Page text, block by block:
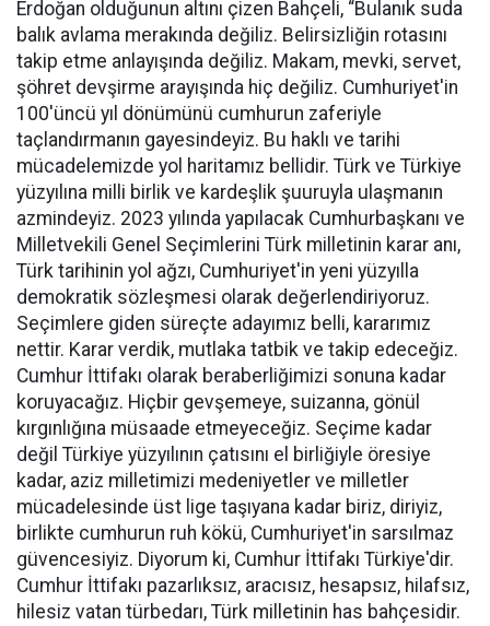
Erdoğan olduğunun altını çizen Bahçeli, “Bulanık suda
balık avlama merakında değiliz. Belirsizliğin rotasını
takip etme anlayışında değiliz. Makam, mevki, servet,
şöhret devşirme arayışında hiç değiliz. Cumhuriyet'in
100'üncü yıl dönümünü cumhurun zaferiyle
taçlandırmanın gayesindeyiz. Bu haklı ve tarihi
mücadelemizde yol haritamız bellidir. Türk ve Türkiye
yüzyılına milli birlik ve kardeşlik şuuruyla ulaşmanın
azmindeyiz. 2023 yılında yapılacak Cumhurbaşkanı ve
Milletvekili Genel Seçimlerini Türk milletinin karar anı,
Türk tarihinin yol ağzı, Cumhuriyet'in yeni yüzyılla
demokratik sözleşmesi olarak değerlendiriyoruz.
Seçimlere giden süreçte adayımız belli, kararımız
nettir. Karar verdik, mutlaka tatbik ve takip edeceğiz.
Cumhur İttifakı olarak beraberliğimizi sonuna kadar
koruyacağız. Hiçbir gevşemeye, suizanna, gönül
kırgınlığına müsaade etmeyeceğiz. Seçime kadar
değil Türkiye yüzyılının çatısını el birliğiyle öresiye
kadar, aziz milletimizi medeniyetler ve milletler
mücadelesinde üst lige taşıyana kadar biriz, diriyiz,
birlikte cumhurun ruh kökü, Cumhuriyet'in sarsılmaz
güvencesiyiz. Diyorum ki, Cumhur İttifakı Türkiye'dir.
Cumhur İttifakı pazarlıksız, aracısız, hesapsız, hilafsız,
hilesiz vatan türbedarı, Türk milletinin has bahçesidir.